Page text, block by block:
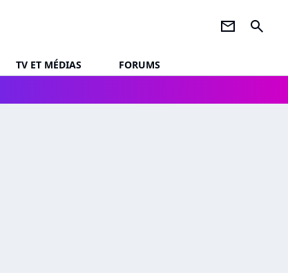
newsletter search
TV ET MÉDIAS
FORUMS